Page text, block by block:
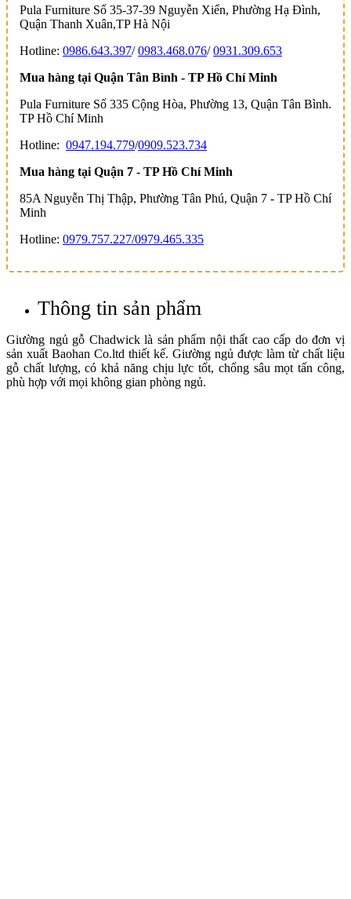
Pula Furniture Số 35-37-39 Nguyễn Xiển, Phường Hạ Đình,
Quận Thanh Xuân,TP Hà Nội
Hotline: 0986.643.397/0983.468.076/0931.309.653
Mua hàng tại Quận Tân Bình - TP Hồ Chí Minh
Pula Furniture Số 335 Cộng Hòa, Phường 13, Quận Tân Bình.
TP Hồ Chí Minh
Hotline: 0947.194.779/0909.523.734
Mua hàng tại Quận 7 - TP Hồ Chí Minh
85A Nguyễn Thị Thập, Phường Tân Phú, Quận 7 - TP Hồ Chí
Minh
Hotline: 0979.757.227/0979.465.335
Thông tin sản phẩm
Giường ngủ gỗ Chadwick là sản phẩm nội thất cao cấp do đơn vị
sản xuất Baohan Co.ltd thiết kế. Giường ngủ được làm từ chất liệu
gỗ chất lượng, có khả năng chịu lực tốt, chống sâu mọt tấn công,
phù hợp với mọi không gian phòng ngủ.